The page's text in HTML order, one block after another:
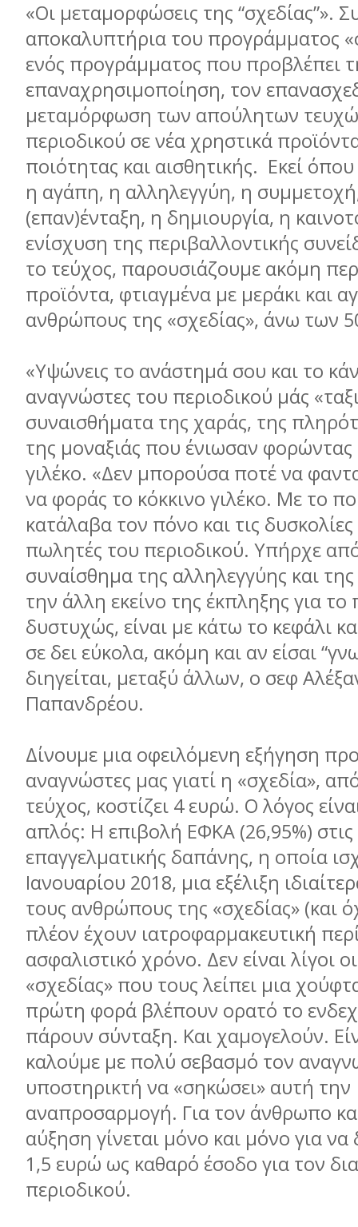
«Οι μεταμορφώσεις της “σχεδίας”».
αποκαλυπτήρια του προγράμματος
ενός προγράμματος που προβλέπει
επαναχρησιμοποίηση, τον
μεταμόρφωση των απούλητων
περιοδικού σε νέα χρηστικά
ποιότητας και αισθητικής. Εκεί
η αγάπη, η αλληλεγγύη, η
(επαν)ένταξη, η δημιουργία, η
ενίσχυση της περιβαλλοντικής
το τεύχος, παρουσιάζουμε ακόμη
προϊόντα, φτιαγμένα με μεράκι και
ανθρώπους της «σχεδίας», άνω των
«Υψώνεις το ανάστημά σου και το
αναγνώστες του περιοδικού μάς
συναισθήματα της χαράς, της
της μοναξιάς που ένιωσαν φορώντας
γιλέκο. «Δεν μπορούσα ποτέ να
να φοράς το κόκκινο γιλέκο. Με το
κατάλαβα τον πόνο και τις
πωλητές του περιοδικού. Υπήρχε
συναίσθημα της αλληλεγγύης και
την άλλη εκείνο της έκπληξης για
δυστυχώς, είναι με κάτω το κεφάλι
σε δει εύκολα, ακόμη και αν είσαι
διηγείται, μεταξύ άλλων, ο σεφ
Παπανδρέου.
Δίνουμε μια οφειλόμενη εξήγηση
αναγνώστες μας γιατί η «σχεδία»,
τεύχος, κοστίζει 4 ευρώ. Ο λόγος
απλός: Η επιβολή ΕΦΚΑ (26,95%) στις
επαγγελματικής δαπάνης, η οποία
Ιανουαρίου 2018, μια εξέλιξη
τους ανθρώπους της «σχεδίας» (και
πλέον έχουν ιατροφαρμακευτική
ασφαλιστικό χρόνο. Δεν είναι λίγοι
«σχεδίας» που τους λείπει μια
πρώτη φορά βλέπουν ορατό το
πάρουν σύνταξη. Και χαμογελούν.
καλούμε με πολύ σεβασμό τον
υποστηρικτή να «σηκώσει» αυτή την
αναπροσαρμογή. Για τον άνθρωπο
αύξηση γίνεται μόνο και μόνο για να
1,5 ευρώ ως καθαρό έσοδο για τον
περιοδικού.